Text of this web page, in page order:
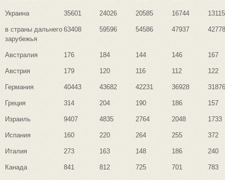
Украина 35601 24026 20585 16744 13115
в страны дальнего
зарубежья
63408 59596 54586 47937 42778
Австралия 176 184 144 146 167
Австрия 179 120 116 112 122
Германия 40443 43682 42231 36928 31876
Греция 314 204 190 186 157
Израиль 9407 4835 2764 2048 1733
Испания 160 220 264 255 372
Италия 273 163 148 186 240
Канада 841 812 725 701 783